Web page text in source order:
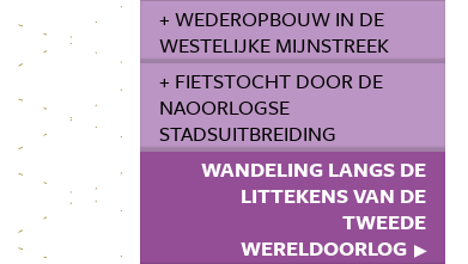
+ WEDEROPBOUW IN DE
WESTELIJKE MIJNSTREEK
+ FIETSTOCHT DOOR DE
NAOORLOGSE
STADSUITBREIDING
WANDELING LANGS DE
LITTEKENS VAN DE
TWEEDE
WERELDOORLOG